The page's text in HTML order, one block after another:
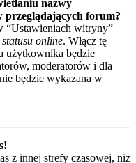
nazwy
forum?
“Ustawieniach witryny”
online. Włącz tę
użytkownika będzie
moderatorów i dla
będzie wykazana w
z innej strefy czasowej, niż